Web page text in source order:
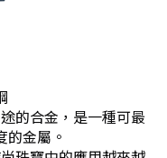
的合金，是一種可最
的金屬。